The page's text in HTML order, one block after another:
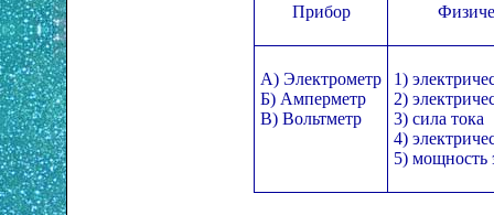
Прибор
А) Электрометр
Б) Амперметр
В) Вольтметр
1)
2)
3) сила тока
4)
5) мощность